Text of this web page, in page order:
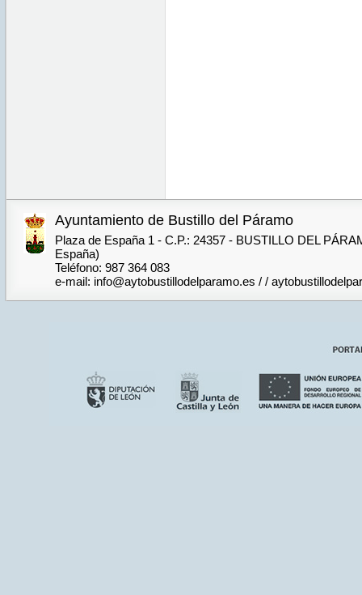
Ayuntamiento de Bustillo del Páramo
Plaza de España 1 - C.P.: 24357 - BUSTILLO DEL
España)
Teléfono: 987 364 083
e-mail: info@aytobustillodelparamo.es / /